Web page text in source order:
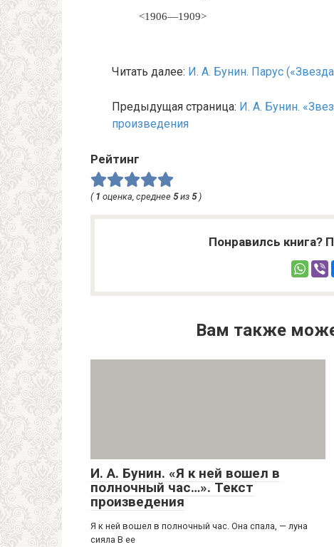
<1906—1909>
Читать далее: И. А. Бунин. Парус
Предыдущая страница: И. А. Бунин.
произведения
Рейтинг
( 1 оценка, среднее 5из 5)
Понравилсь книга?
Вам также
И. А. Бунин. «Я к ней вошел в
полночный час…». Текст
произведения
Я к ней вошел в полночный час. Она спала, — луна
сияла В ее